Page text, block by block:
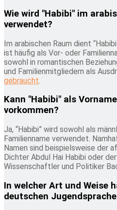
Wie wird "Habibi" im
verwendet?
Im arabischen Raum dient
ist häufig als Vor- oder
sowohl in romantischen
und Familienmitgliedern als
gebraucht
Kann "Habibi" als
vorkommen?
Ja, “Habibi” wird sowohl als
Familienname verwendet.
Namen sind beispielsweise der
Dichter Abdul Hai Habibi oder
Wissenschaftler und Politiker
In welcher Art und Weise
deutschen